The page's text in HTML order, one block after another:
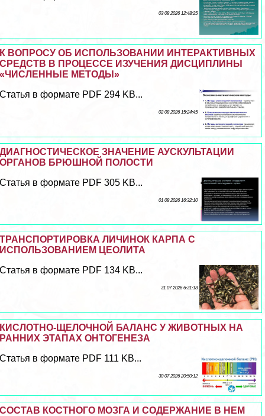
03 08 2026 12:48:25
К ВОПРОСУ ОБ ИСПОЛЬЗОВАНИИ ИНТЕРАКТИВНЫХ
СРЕДСТВ В ПРОЦЕССЕ ИЗУЧЕНИЯ ДИСЦИПЛИНЫ
«ЧИСЛЕННЫЕ МЕТОДЫ»
Статья в формате PDF 294 KB...
02 08 2026 15:24:45
ДИАГНОСТИЧЕСКОЕ ЗНАЧЕНИЕ АУСКУЛЬТАЦИИ
ОРГАНОВ БРЮШНОЙ ПОЛОСТИ
Статья в формате PDF 305 KB...
01 08 2026 16:32:10
ТРАНСПОРТИРОВКА ЛИЧИНОК КАРПА С
ИСПОЛЬЗОВАНИЕМ ЦЕОЛИТА
Статья в формате PDF 134 KB...
31 07 2026 6:31:18
КИСЛОТНО-ЩЕЛОЧНОЙ БАЛАНС У ЖИВОТНЫХ НА
РАННИХ ЭТАПАХ ОНТОГЕНЕЗА
Статья в формате PDF 111 KB...
30 07 2026 20:50:12
СОСТАВ КОСТНОГО МОЗГА И СОДЕРЖАНИЕ В НЕМ